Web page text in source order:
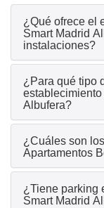
¿Qué ofrece el
Smart Madrid
instalaciones?
¿Para qué tipo
Albufera?
¿Cuáles son
Apartamentos
¿Tiene parking
Smart Madrid